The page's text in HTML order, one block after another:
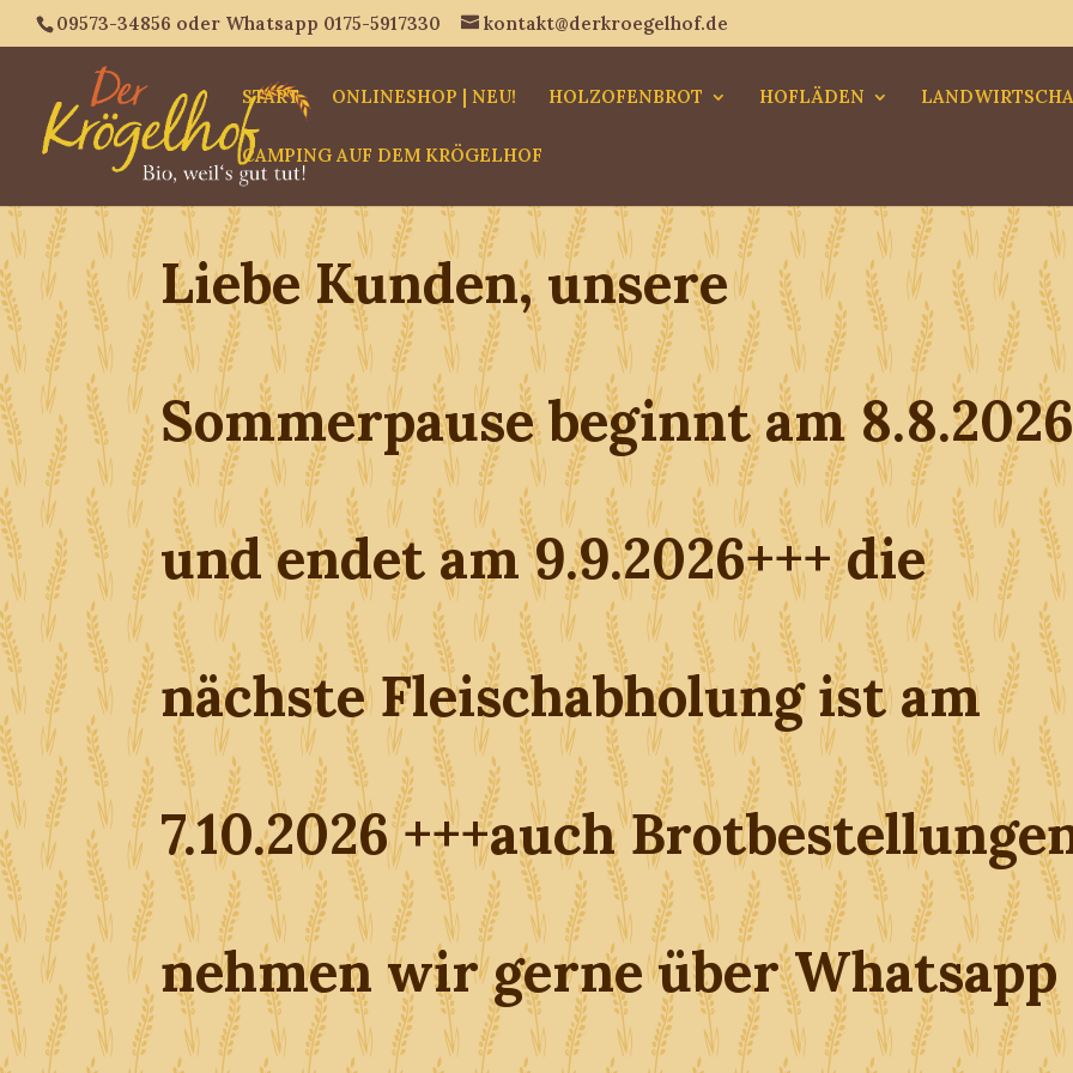
09573-34856 oder Whatsapp 0175-5917330 kontakt@derkroegelhof.de
START ONLINESHOP | NEU! HOLZOFENBROT HOFLÄDEN
CAMPING AUF DEM KRÖGELHOF
Liebe Kunden, unsere
Sommerpause beginnt am
und endet am 9.9.2026+++ die
nächste Fleischabholung ist am
7.10.2026 +++auch
nehmen wir gerne über Whatsapp